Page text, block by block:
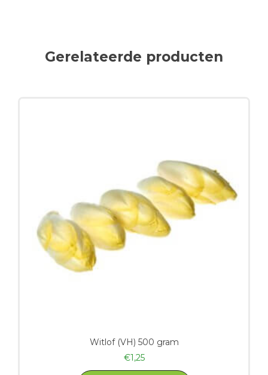
Gerelateerde producten
Witlof (VH) 500 gram
€1,25